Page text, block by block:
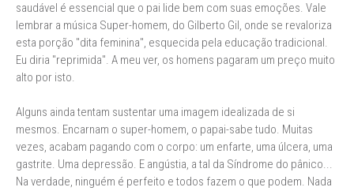
saudável é essencial que o pai lide bem com suas emoções. Vale
lembrar a música Super-homem, do Gilberto Gil, onde se revaloriza
esta porção "dita feminina", esquecida pela educação tradicional.
Eu diria "reprimida". A meu ver, os homens pagaram um preço muito
alto por isto.
Alguns ainda tentam sustentar uma imagem idealizada de si
mesmos. Encarnam o super-homem, o papai-sabe tudo. Muitas
vezes, acabam pagando com o corpo: um enfarte, uma úlcera, uma
gastrite. Uma depressão. E angústia, a tal da Síndrome do pânico...
Na verdade, ninguém é perfeito e todos fazem o que podem. Nada